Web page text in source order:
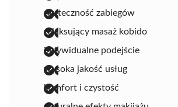
skuteczność zabiegów
relaksujący masaż kobido
indywidualne podejście
wysoka jakość usług
komfort i czystość